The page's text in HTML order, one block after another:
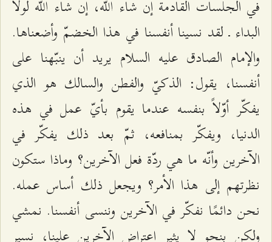
في الجلسات القادمة إن شاء الله، إن شاء الله لولا
البداء ـ لقد نسينا أنفسنا في هذا الخضمّ وأضعناها.
والإمام الصادق عليه السلام يريد أن ينبّهنا على
أنفسنا، يقول: الذكيّ والفطن والسالك هو الذي
يفكّر أوّلاً بنفسه عندما يقوم بأيّ عمل في هذه
الدنيا، ويفكّر بمنافعه، ثمّ بعد ذلك يفكّر في
الآخرين وأنّه ما هي ردّة فعل الآخرين؟ وماذا ستكون
نظرتهم إلى هذا الأمر؟ ويجعل ذلك أساس عمله.
نحن دائمًا نفكّر في الآخرين وننسى أنفسنا. نمشي
ولكن بنحو لا يثير اعتراض الآخرين علينا، نسير